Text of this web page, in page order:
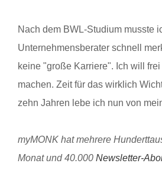
Nach dem BWL-Studium musste
Unternehmensberater schnell
keine "große Karriere". Ich will
machen. Zeit für das wirklich
zehn Jahren lebe ich nun von
myMONK hat mehrere
Monat und 40.000 Newsletter-